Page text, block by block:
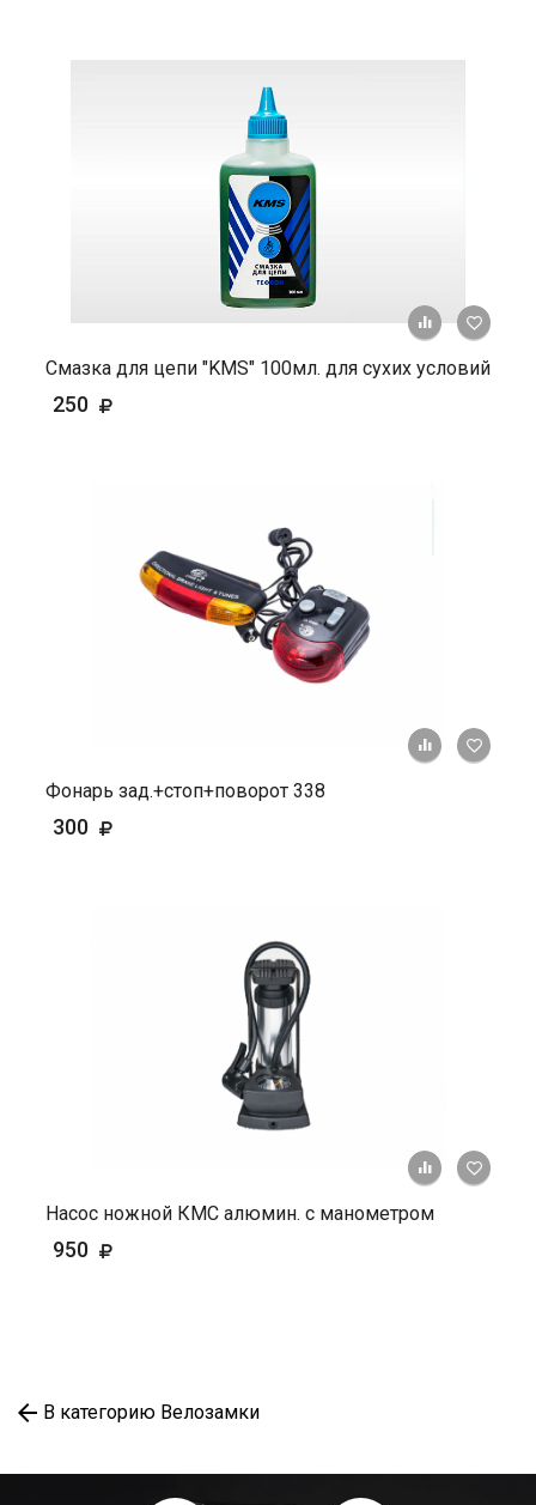
+ К
Смазка для цепи "KMS" 100мл. для сухих условий
250
+ К
Фонарь зад.+стоп+поворот 338
300
+ К
Насос ножной КМС алюмин. с манометром
950
В категорию Велозамки